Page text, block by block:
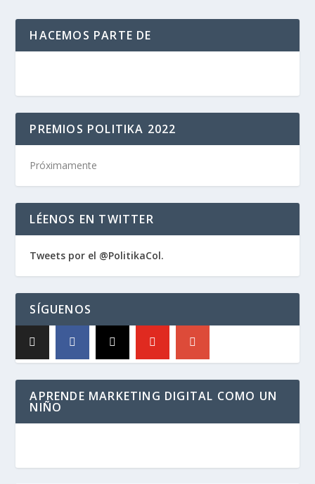
HACEMOS PARTE DE
PREMIOS POLITIKA 2022
Próximamente
LÉENOS EN TWITTER
Tweets por el @PolitikaCol.
SÍGUENOS
APRENDE MARKETING DIGITAL COMO UN
NIÑO